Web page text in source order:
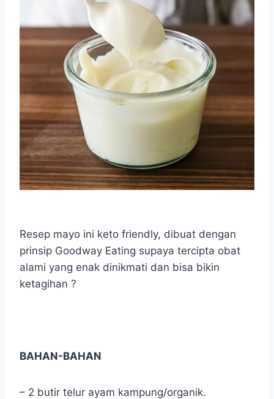
Resep mayo ini keto friendly, dibuat dengan
prinsip Goodway Eating supaya tercipta obat
alami yang enak dinikmati dan bisa bikin
ketagihan ?
BAHAN-BAHAN
– 2 butir telur ayam kampung/organik.